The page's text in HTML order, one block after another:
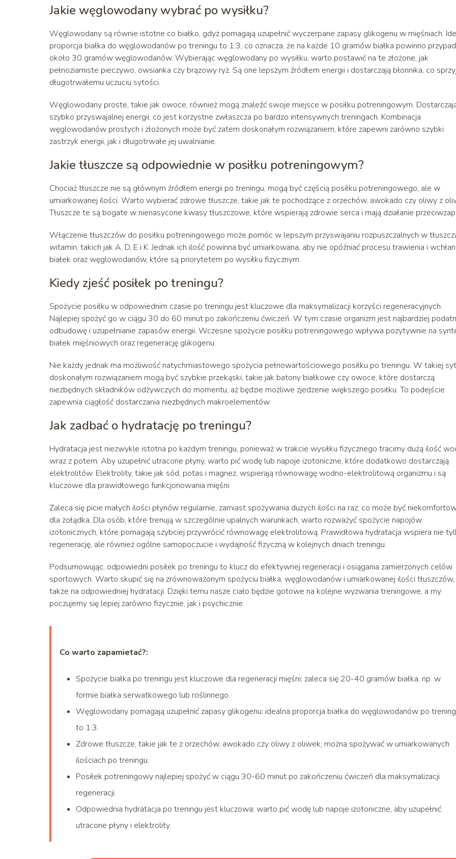
Jakie węglowodany wybrać po wysiłku?
Węglowodany są równie istotne co białko, gdyż pomagają uzupełnić wyczerpane zapasy glikogenu w mięśniach.
proporcja białka do węglowodanów po treningu to 1:3, co oznacza, że na każde 10 gramów białka powinno
około 30 gramów węglowodanów. Wybierając węglowodany po wysiłku, warto postawić na te złożone, jak
pełnoziarniste pieczywo, owsianka czy brązowy ryż. Są one lepszym źródłem energii i dostarczają błonnika, co
długotrwałemu uczuciu sytości.
Węglowodany proste, takie jak owoce, również mogą znaleźć swoje miejsce w posiłku potreningowym.
szybko przyswajalnej energii, co jest korzystne zwłaszcza po bardzo intensywnych treningach. Kombinacja
węglowodanów prostych i złożonych może być zatem doskonałym rozwiązaniem, które zapewni zarówno szybki
zastrzyk energii, jak i długotrwałe jej uwalnianie.
Jakie tłuszcze są odpowiednie w posiłku potreningowym?
Chociaż tłuszcze nie są głównym źródłem energii po treningu, mogą być częścią posiłku potreningowego, ale w
umiarkowanej ilości. Warto wybierać zdrowe tłuszcze, takie jak te pochodzące z orzechów, awokado czy oliwy z
Tłuszcze te są bogate w nienasycone kwasy tłuszczowe, które wspierają zdrowie serca i mają działanie
Włączenie tłuszczów do posiłku potreningowego może pomóc w lepszym przyswajaniu rozpuszczalnych w
witamin, takich jak A, D, E i K. Jednak ich ilość powinna być umiarkowana, aby nie opóźniać procesu trawienia i
białek oraz węglowodanów, które są priorytetem po wysiłku fizycznym.
Kiedy zjeść posiłek po treningu?
Spożycie posiłku w odpowiednim czasie po treningu jest kluczowe dla maksymalizacji korzyści regeneracyjnych.
Najlepiej spożyć go w ciągu 30 do 60 minut po zakończeniu ćwiczeń. W tym czasie organizm jest najbardziej
odbudowę i uzupełnianie zapasów energii. Wczesne spożycie posiłku potreningowego wpływa pozytywnie na
białek mięśniowych oraz regenerację glikogenu.
Nie każdy jednak ma możliwość natychmiastowego spożycia pełnowartościowego posiłku po treningu. W takiej
doskonałym rozwiązaniem mogą być szybkie przekąski, takie jak batony białkowe czy owoce, które dostarczą
niezbędnych składników odżywczych do momentu, aż będzie możliwe zjedzenie większego posiłku. To podejście
zapewnia ciągłość dostarczania niezbędnych makroelementów.
Jak zadbać o hydratację po treningu?
Hydratacja jest niezwykle istotna po każdym treningu, ponieważ w trakcie wysiłku fizycznego tracimy dużą ilość
wraz z potem. Aby uzupełnić utracone płyny, warto pić wodę lub napoje izotoniczne, które dodatkowo dostarczają
elektrolitów. Elektrolity, takie jak sód, potas i magnez, wspierają równowagę wodno-elektrolitową organizmu i są
kluczowe dla prawidłowego funkcjonowania mięśni.
Zaleca się picie małych ilości płynów regularnie, zamiast spożywania dużych ilości na raz, co może być
dla żołądka. Dla osób, które trenują w szczególnie upalnych warunkach, warto rozważyć spożycie napojów
izotonicznych, które pomagają szybciej przywrócić równowagę elektrolitową. Prawidłowa hydratacja wspiera nie
regenerację, ale również ogólne samopoczucie i wydajność fizyczną w kolejnych dniach treningu.
Podsumowując, odpowiedni posiłek po treningu to klucz do efektywnej regeneracji i osiągania zamierzonych celów
sportowych. Warto skupić się na zrównoważonym spożyciu białka, węglowodanów i umiarkowanej ilości tłuszczów,
także na odpowiedniej hydratacji. Dzięki temu nasze ciało będzie gotowe na kolejne wyzwania treningowe, a my
poczujemy się lepiej zarówno fizycznie, jak i psychicznie.
Co warto zapamietać?:
Spożycie białka po treningu jest kluczowe dla regeneracji mięśni; zaleca się 20-40 gramów białka, np. w
formie białka serwatkowego lub roślinnego.
Węglowodany pomagają uzupełnić zapasy glikogenu; idealna proporcja białka do węglowodanów po
to 1:3.
Zdrowe tłuszcze, takie jak te z orzechów, awokado czy oliwy z oliwek, można spożywać w umiarkowanych
ilościach po treningu.
Posiłek potreningowy najlepiej spożyć w ciągu 30-60 minut po zakończeniu ćwiczeń dla maksymalizacji
regeneracji.
Odpowiednia hydratacja po treningu jest kluczowa; warto pić wodę lub napoje izotoniczne, aby uzupełnić
utracone płyny i elektrolity.